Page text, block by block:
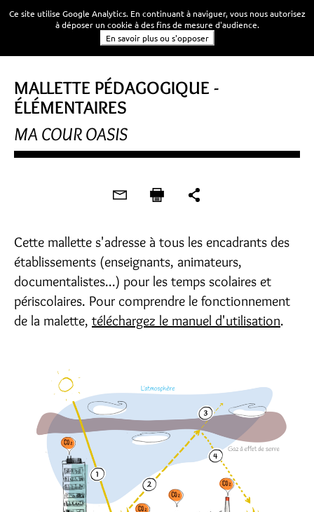
MALLETTE PÉDAGOGIQUE -
ÉLÉMENTAIRES
MA COUR OASIS
Cette mallette s'adresse à tous les encadrants des
établissements (enseignants, animateurs,
documentalistes...) pour les temps scolaires et
périscolaires. Pour comprendre le fonctionnement
de la malette, téléchargez le manuel d'utilisation.
Ce site utilise Google Analytics. En continuant à naviguer, vous nous autorisez
à déposer un cookie à des fins de mesure d'audience.
En savoir plus ou s'opposer